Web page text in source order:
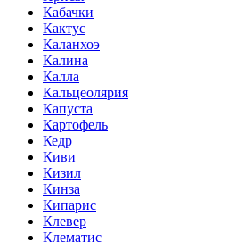
Кабачки
Кактус
Каланхоэ
Калина
Калла
Кальцеолярия
Капуста
Картофель
Кедр
Киви
Кизил
Кинза
Кипарис
Клевер
Клематис